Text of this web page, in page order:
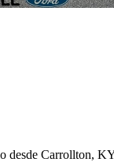
desde Carrollton,